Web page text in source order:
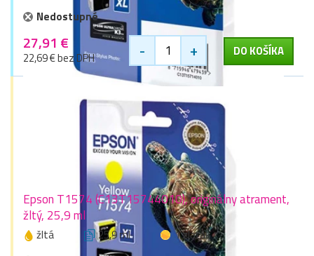
Nedostupné
27,91 €
22,69 € bez DPH - + DO KOŠÍKA
Epson T1574 (C13T15744010), originálny atrament,
žltý, 25,9 ml
žltá 25,9 ml
1 zlaťák